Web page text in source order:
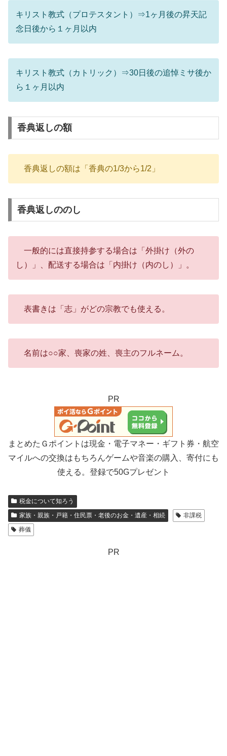
キリスト教式（プロテスタント）⇒1ヶ月後の昇天記
念日後から１ヶ月以内
キリスト教式（カトリック）⇒30日後の追悼ミサ後か
ら１ヶ月以内
香典返しの額
香典返しの額は「香典の1/3から1/2」
香典返しののし
一般的には直接持参する場合は「外掛け（外の
し）」、配送する場合は「内掛け（内のし）」。
表書きは「志」がどの宗教でも使える。
名前は○○家、喪家の姓、喪主のフルネーム。
PR
まとめたＧポイントは現金・電子マネー・ギフト券・航空
マイルへの交換はもちろんゲームや音楽の購入、寄付にも
使える。登録で50Gプレゼント
税金について知ろう
家族・親族・戸籍・住民票・老後のお金・遺産・相続
非課税
葬儀
PR